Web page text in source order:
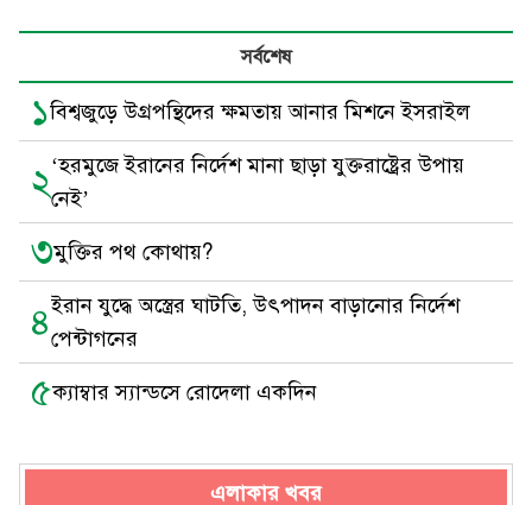
সর্বশেষ
১বিশ্বজুড়ে উগ্রপন্থিদের ক্ষমতায় আনার মিশনে ইসরাইল
২‘হরমুজে ইরানের নির্দেশ মানা ছাড়া যুক্তরাষ্ট্রের উপায়
নেই’
৩মুক্তির পথ কোথায়?
৪ইরান যুদ্ধে অস্ত্রের ঘাটতি, উৎপাদন বাড়ানোর নির্দেশ
পেন্টাগনের
৫ক্যাম্বার স্যান্ডসে রোদেলা একদিন
এলাকার খবর